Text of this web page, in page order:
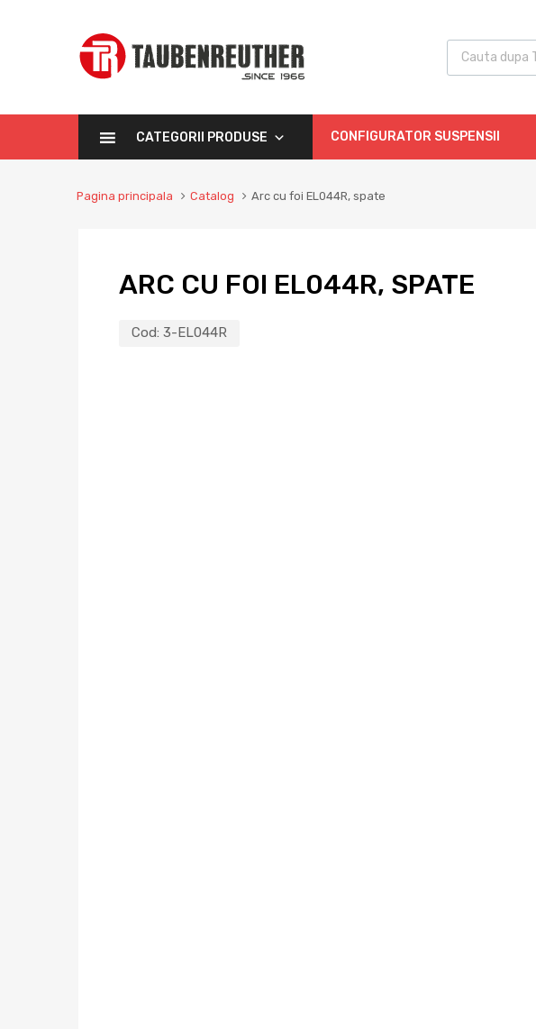
CATEGORII PRODUSE CONFIGURATOR SUSPENSII
Pagina principala Catalog Arc cu foi EL044R, spate
ARC CU FOI EL044R, SPATE
Cod: 3-EL044R